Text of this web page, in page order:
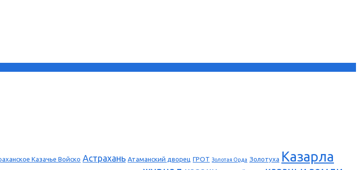
Казачье Войско Астрахань Атаманский дворец ГРОТ Золотая Орда Золотуха Казарла